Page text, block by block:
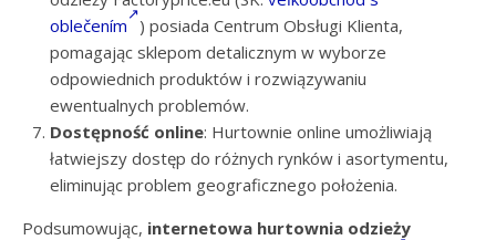
oblečením
) posiada Centrum Obsługi Klienta,
pomagając sklepom detalicznym w wyborze
odpowiednich produktów i rozwiązywaniu
ewentualnych problemów.
Dostępność online: Hurtownie online umożliwiają
łatwiejszy dostęp do różnych rynków i asortymentu,
eliminując problem geograficznego położenia.
Podsumowując, internetowa hurtownia odzieży